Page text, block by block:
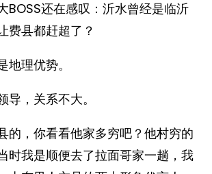
BOSS还在感叹：沂水曾经是临沂
费县都赶超了？
理优势。
导，关系不大。
的，你看看他家多穷吧？他村穷的
时我是顺便去了拉面哥家一趟，我